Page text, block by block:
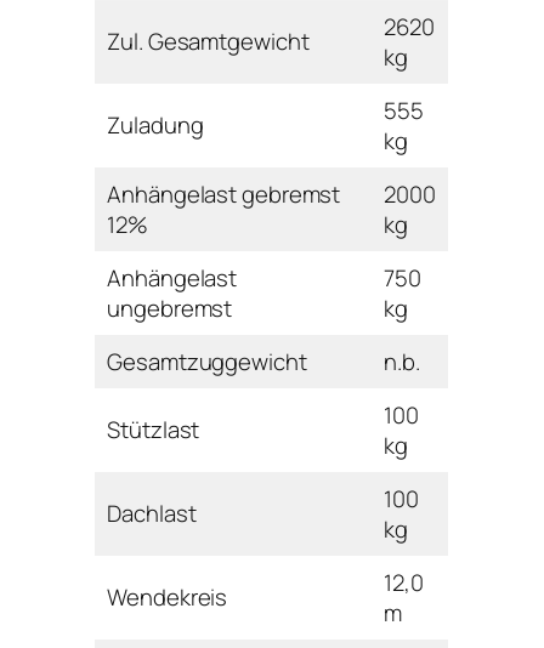
Zul. Gesamtgewicht
2620
kg
Zuladung
555
kg
Anhängelast gebremst
12%
2000
kg
Anhängelast
ungebremst
750
kg
Gesamtzuggewicht
n.b.
Stützlast
100
kg
Dachlast
100
kg
Wendekreis
12,0
m